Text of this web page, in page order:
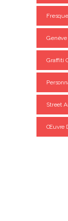
Genève
Graffiti
Street
Œuvre